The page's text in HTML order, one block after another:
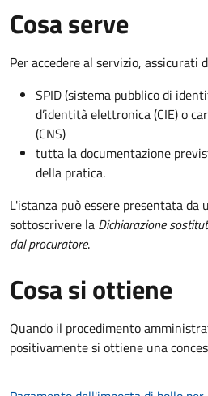
Cosa serve
Per accedere al servizio, assicurati
SPID (sistema pubblico di
d’identità elettronica (CIE) o
(CNS)
tutta la documentazione
della pratica.
L'istanza può essere presentata da
sottoscrivere la Dichiarazione
dal procuratore.
Cosa si ottiene
Quando il procedimento
positivamente si ottiene una